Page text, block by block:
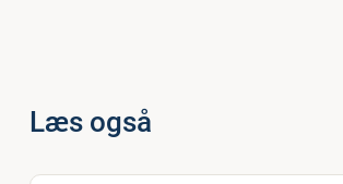
Læs også